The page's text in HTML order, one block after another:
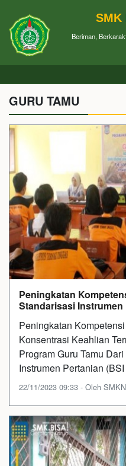
SMK
Beriman,
GURU TAMU
Peningkatan
Standarisasi Instrumen
Peningkatan
Konsentrasi Keahlian
Program Guru Tamu
Instrumen Pertanian (BSI
22/11/2023 09:33 - Oleh